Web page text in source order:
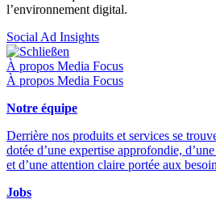
l’environnement digital.
Social Ad Insights
Schließen
À propos Media Focus
À propos Media Focus
Notre équipe
Derrière nos produits et services se
dotée d’une expertise approfondie,
et d’une attention claire portée aux
Jobs